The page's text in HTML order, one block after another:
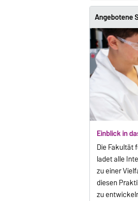
Angebotene
Einblick in
Die Fakultät
ladet alle
zu einer
diesen
zu